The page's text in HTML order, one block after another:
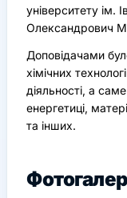
університету
Олександрович
Доповідачами
хімічних
діяльності, а
енергетиці,
та інших.